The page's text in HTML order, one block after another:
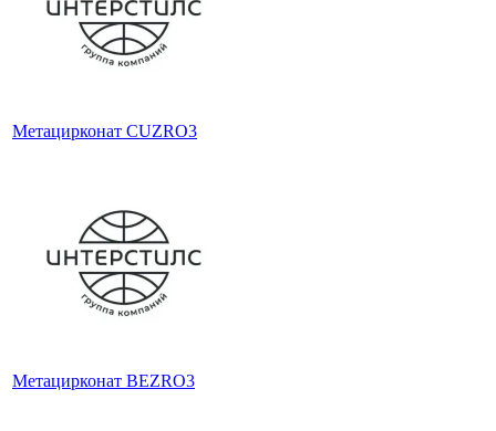
Метацирконат CUZRO3
Метацирконат BEZRO3